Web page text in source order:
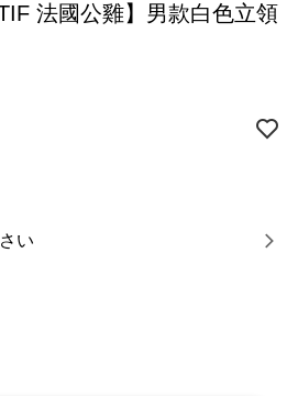
法國公雞】男款白色立領
い